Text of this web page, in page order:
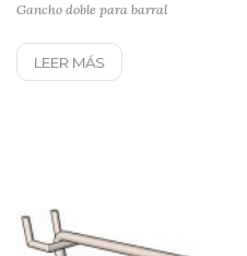
Gancho doble para barral
LEER MÁS